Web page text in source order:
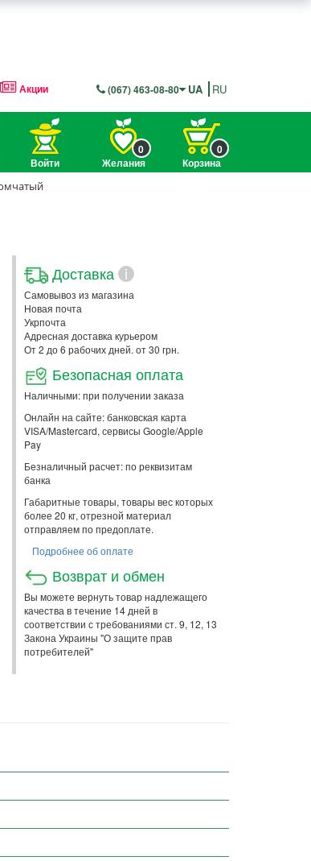
Акции (067) 463-08-80 UA RU
Войти Желания
0
Корзина
0
Доставка i
Самовывоз из магазина
Новая почта
Укрпочта
Адресная доставка курьером
От 2 до 6 рабочих дней. от 30 грн.
Безопасная оплата
Наличными: при получении заказа
Онлайн на сайте: банковская карта
VISA/Mastercard, сервисы Google/Apple
Pay
Безналичный расчет: по реквизитам
банка
Габаритные товары, товары вес которых
более 20 кг, отрезной материал
отправляем по предоплате.
Подробнее об оплате
Возврат и обмен
Вы можете вернуть товар надлежащего
качества в течение 14 дней в
соответствии с требованиями ст. 9, 12, 13
Закона Украины "О защите прав
потребителей"